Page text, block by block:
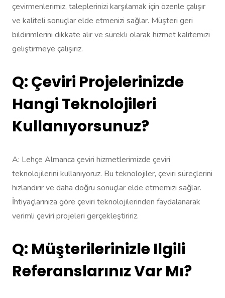
çevirmenlerimiz, taleplerinizi karşılamak için özenle çalışır
ve kaliteli sonuçlar elde etmenizi sağlar. Müşteri geri
bildirimlerini dikkate alır ve sürekli olarak hizmet kalitemizi
geliştirmeye çalışırız.
Q: Çeviri Projelerinizde
Hangi Teknolojileri
Kullanıyorsunuz?
A: Lehçe Almanca çeviri hizmetlerimizde çeviri
teknolojilerini kullanıyoruz. Bu teknolojiler, çeviri süreçlerini
hızlandırır ve daha doğru sonuçlar elde etmemizi sağlar.
İhtiyaçlarınıza göre çeviri teknolojilerinden faydalanarak
verimli çeviri projeleri gerçekleştiririz.
Q: Müşterilerinizle Ilgili
Referanslarınız Var Mı?